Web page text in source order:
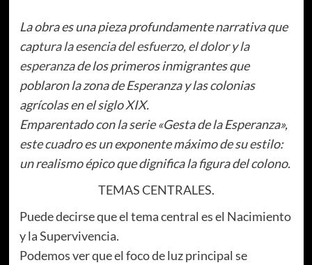
La obra es una pieza profundamente narrativa que
captura la esencia del esfuerzo, el dolor y la
esperanza de los primeros inmigrantes que
poblaron la zona de Esperanza y las colonias
agrícolas en el siglo XIX.
Emparentado con la serie «Gesta de la Esperanza»,
este cuadro es un exponente máximo de su estilo:
un realismo épico que dignifica la figura del colono.
TEMAS CENTRALES.
Puede decirse que el tema central es el Nacimiento
y la Supervivencia.
Podemos ver que el foco de luz principal se